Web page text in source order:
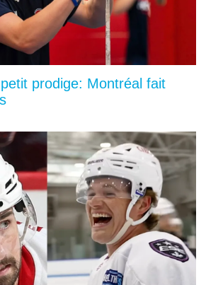
prodige: Montréal fait